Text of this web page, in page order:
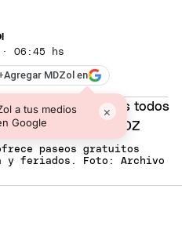
06:45 hs
Agregar MDZol en
a tus medios
Google
×
paseos gratuitos
y feriados. Foto: Archivo